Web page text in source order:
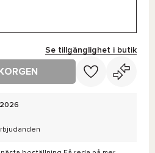
Se tillgänglighet i butik